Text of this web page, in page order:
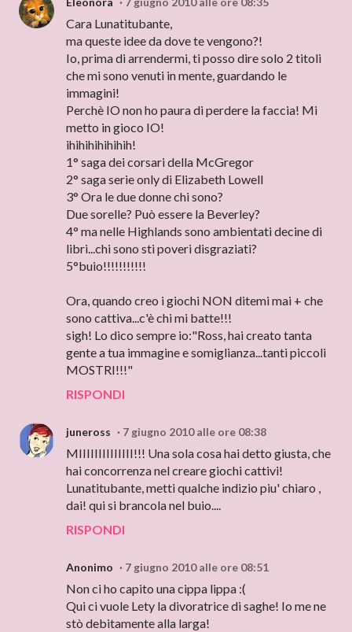
Cara Lunatitubante,
ma queste idee da dove te vengono?!
Io, prima di arrendermi, ti posso dire solo 2 titoli
che mi sono venuti in mente, guardando le
immagini!
Perchè IO non ho paura di perdere la faccia! Mi
metto in gioco IO!
ihihihihihihih!
1° saga dei corsari della McGregor
2° saga serie only di Elizabeth Lowell
3° Ora le due donne chi sono?
Due sorelle? Può essere la Beverley?
4° ma nelle Highlands sono ambientati decine di
libri...chi sono sti poveri disgraziati?
5°buio!!!!!!!!!!!
Ora, quando creo i giochi NON ditemi mai + che
sono cattiva...c'è chi mi batte!!!
sigh! Lo dico sempre io:"Ross, hai creato tanta
gente a tua immagine e somiglianza...tanti piccoli
MOSTRI!!!"
RISPONDI
juneross 7 giugno 2010 alle ore 08:38
MIIIIIIIIIIIIII!!! Una sola cosa hai detto giusta, che
hai concorrenza nel creare giochi cattivi!
Lunatitubante, metti qualche indizio piu' chiaro ,
dai! qui si brancola nel buio....
RISPONDI
Anonimo 7 giugno 2010 alle ore 08:51
Non ci ho capito una cippa lippa :(
Qui ci vuole Lety la divoratrice di saghe! Io me ne
stò debitamente alla larga!